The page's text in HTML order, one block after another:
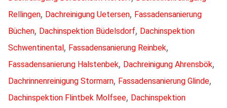
Rellingen, Dachreinigung Uetersen, Fassadensanierung
Büchen, Dachinspektion Büdelsdorf, Dachinspektion
Schwentinental, Fassadensanierung Reinbek,
Fassadensanierung Halstenbek, Dachreinigung Ahrensbök,
Dachrinnenreinigung Stormarn, Fassadensanierung Glinde,
Dachinspektion Flintbek Molfsee, Dachinspektion